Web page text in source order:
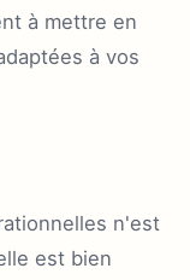
à mettre en
à vos
n'est
est bien